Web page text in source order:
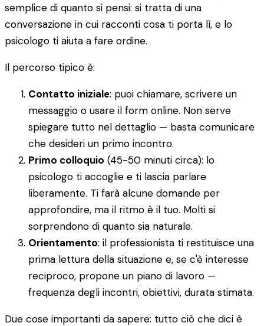
semplice di quanto si pensi: si tratta di una
conversazione in cui racconti cosa ti porta lì, e lo
psicologo ti aiuta a fare ordine.
Il percorso tipico è:
Contatto iniziale: puoi chiamare, scrivere un
messaggio o usare il form online. Non serve
spiegare tutto nel dettaglio — basta comunicare
che desideri un primo incontro.
Primo colloquio (45-50 minuti circa): lo
psicologo ti accoglie e ti lascia parlare
liberamente. Ti farà alcune domande per
approfondire, ma il ritmo è il tuo. Molti si
sorprendono di quanto sia naturale.
Orientamento: il professionista ti restituisce una
prima lettura della situazione e, se c'è interesse
reciproco, propone un piano di lavoro —
frequenza degli incontri, obiettivi, durata stimata.
Due cose importanti da sapere: tutto ciò che dici è